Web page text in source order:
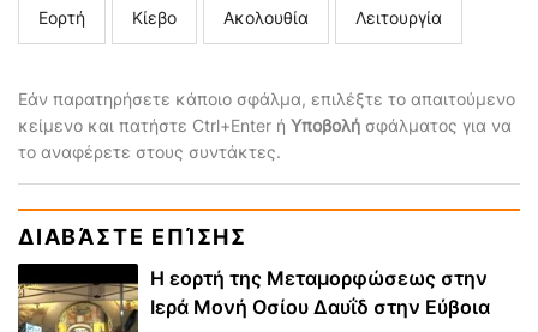
Εορτή Κίεβο Ακολουθία Λειτουργία
Εάν παρατηρήσετε κάποιο σφάλμα, επιλέξτε το απαιτούμενο
κείμενο και πατήστε Ctrl+Enter ή Υποβολή σφάλματος για να
το αναφέρετε στους συντάκτες.
ΔΙΑΒΆΣΤΕ ΕΠΊΣΗΣ
Η εορτή της Μεταμορφώσεως στην
Ιερά Μονή Οσίου Δαυΐδ στην Εύβοια